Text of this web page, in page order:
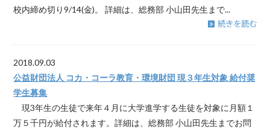
校内締め切り9/14(金)。 詳細は、総務部 小山田先生まで...
2018.09.03
公益財団法人 コカ・コーラ教育・環境財団 現３年生対象 給付奨
学生募集
現3年生の生徒で来年４月に大学進学する生徒を対象に月額１
万５千円が給付されます。詳細は、総務部 小山田先生までお問